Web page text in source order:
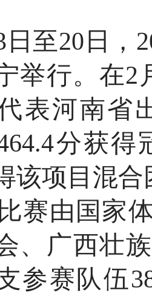
至20日，
举行。在2
表河南省
分获
该项目混合
赛由国家
、广西壮
参赛队伍